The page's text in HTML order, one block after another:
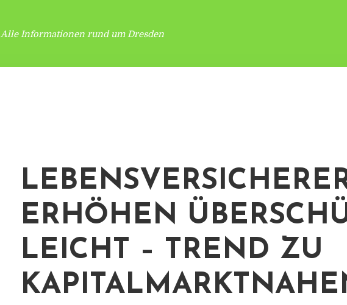
Alle Informationen rund um Dresden
ERHÖHEN
LEICHT – TREND ZU